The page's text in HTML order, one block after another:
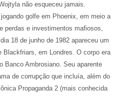
não esqueceu jamais.
golfe em Phoenix, em meio a
perdas e investimentos mafiosos,
18 de junho de 1982 apareceu um
Blackfriars, em Londres. O corpo era
Banco Ambrosiano. Seu aparente
de corrupção que incluía, além do
Propaganda 2 (mais conhecida